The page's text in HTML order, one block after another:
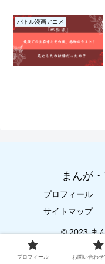
バトル漫画アニメ
まんが
プロフィール
サイトマップ
© 2023 ま
プロフィール お問い合わせ